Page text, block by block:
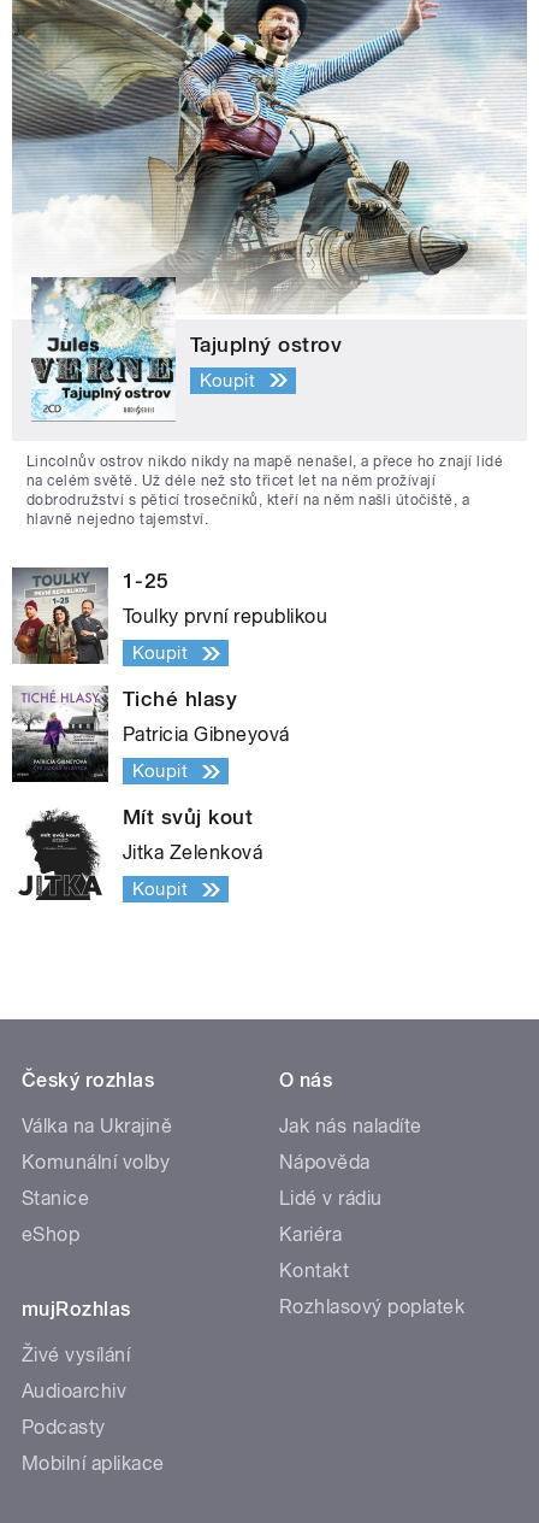
Tajuplný ostrov
Koupit
Lincolnův ostrov nikdo nikdy na mapě nenašel, a přece ho znají lidé
na celém světě. Už déle než sto třicet let na něm prožívají
dobrodružství s pěticí trosečníků, kteří na něm našli útočiště, a
hlavně nejedno tajemství.
1-25
Toulky první republikou
Koupit
Tiché hlasy
Patricia Gibneyová
Koupit
Mít svůj kout
Jitka Zelenková
Koupit
Český rozhlas
Válka na Ukrajině
Komunální volby
Stanice
eShop
mujRozhlas
Živé vysílání
Audioarchiv
Podcasty
Mobilní aplikace
O nás
Jak nás naladíte
Nápověda
Lidé v rádiu
Kariéra
Kontakt
Rozhlasový poplatek